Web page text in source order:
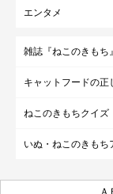
て避難できる場所
「避難勧告が出
で避難できる
エンタメ
雑誌『ねこのきもち』
キャットフードの正
ねこのきもちクイズ
いぬ・ねこのきもち